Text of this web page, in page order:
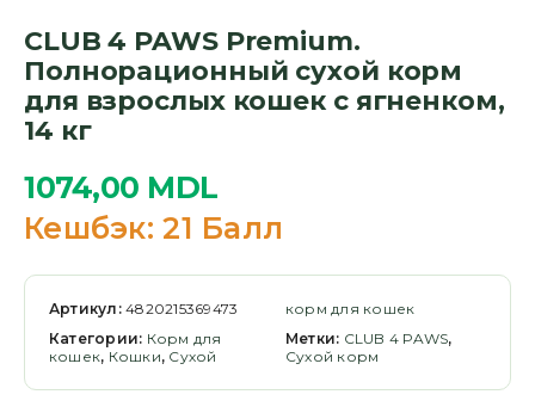
CLUB 4 PAWS Premium.
Полнорационный сухой корм
для взрослых кошек с ягненком,
14 кг
1074,00 MDL
Кешбэк: 21 Балл
Артикул:4820215369473
Категории: Корм для
кошек, Кошки, Сухой
корм для кошек
Метки: CLUB 4 PAWS,
Сухой корм